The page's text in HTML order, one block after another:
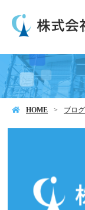
HOME ブログ